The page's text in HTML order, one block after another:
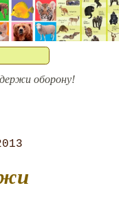
оборону!